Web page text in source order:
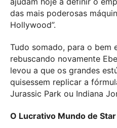
das mais poderosas
Hollywood”.
Tudo somado, para o bem
rebuscando novamente
levou a que os grandes
quisessem replicar a
Jurassic Park ou Indiana
O Lucrativo Mundo de